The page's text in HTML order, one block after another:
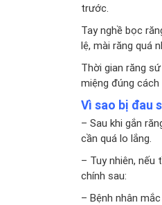
trước.
Tay nghề bọc
lệ, mài răng quá
Thời gian răng
miệng đúng
Vì sao bị đau
– Sau khi gắn
cần quá lo lắng.
– Tuy nhiên, nếu
chính sau:
– Bệnh nhân